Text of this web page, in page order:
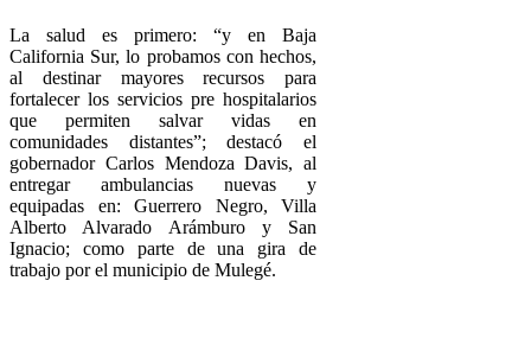
La salud es primero: “y en Baja
California Sur, lo probamos con hechos,
al destinar mayores recursos para
fortalecer los servicios pre hospitalarios
que permiten salvar vidas en
comunidades distantes”; destacó el
gobernador Carlos Mendoza Davis, al
entregar ambulancias nuevas y
equipadas en: Guerrero Negro, Villa
Alberto Alvarado Arámburo y San
Ignacio; como parte de una gira de
trabajo por el municipio de Mulegé.